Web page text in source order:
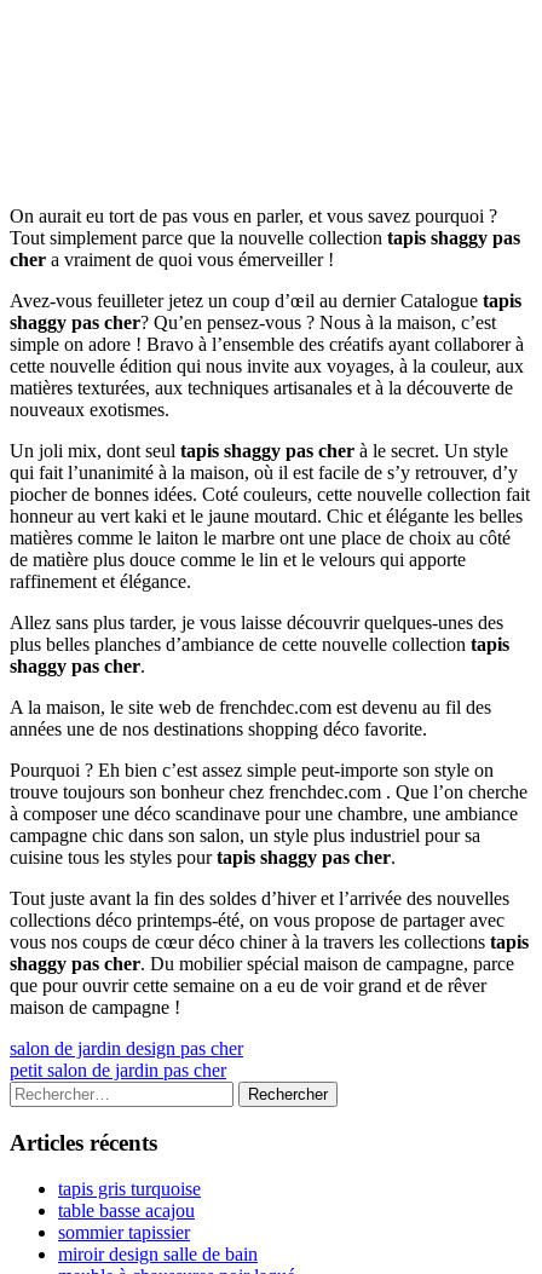
On aurait eu tort de pas vous en parler, et vous savez pourquoi ?
Tout simplement parce que la nouvelle collection tapis shaggy pas
cher a vraiment de quoi vous émerveiller !
Avez-vous feuilleter jetez un coup d’œil au dernier Catalogue tapis
shaggy pas cher? Qu’en pensez-vous ? Nous à la maison, c’est
simple on adore ! Bravo à l’ensemble des créatifs ayant collaborer à
cette nouvelle édition qui nous invite aux voyages, à la couleur, aux
matières texturées, aux techniques artisanales et à la découverte de
nouveaux exotismes.
Un joli mix, dont seul tapis shaggy pas cher à le secret. Un style
qui fait l’unanimité à la maison, où il est facile de s’y retrouver, d’y
piocher de bonnes idées. Coté couleurs, cette nouvelle collection fait
honneur au vert kaki et le jaune moutard. Chic et élégante les belles
matières comme le laiton le marbre ont une place de choix au côté
de matière plus douce comme le lin et le velours qui apporte
raffinement et élégance.
Allez sans plus tarder, je vous laisse découvrir quelques-unes des
plus belles planches d’ambiance de cette nouvelle collection tapis
shaggy pas cher.
A la maison, le site web de frenchdec.com est devenu au fil des
années une de nos destinations shopping déco favorite.
Pourquoi ? Eh bien c’est assez simple peut-importe son style on
trouve toujours son bonheur chez frenchdec.com . Que l’on cherche
à composer une déco scandinave pour une chambre, une ambiance
campagne chic dans son salon, un style plus industriel pour sa
cuisine tous les styles pourtapis shaggy pas cher.
Tout juste avant la fin des soldes d’hiver et l’arrivée des nouvelles
collections déco printemps-été, on vous propose de partager avec
vous nos coups de cœur déco chiner à la travers les collections tapis
shaggy pas cher. Du mobilier spécial maison de campagne, parce
que pour ouvrir cette semaine on a eu de voir grand et de rêver
maison de campagne !
Navigation
de
l’article
Previous
article:
salon de jardin design pas cher
Next
article:
petit salon de jardin pas cher
Colonne
latérale
principale
Rechercher :
Articles récents
tapis gris turquoise
table basse acajou
sommier tapissier
miroir design salle de bain